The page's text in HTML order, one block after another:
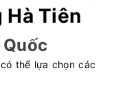
Hà Tiên
thể lựa chọn các